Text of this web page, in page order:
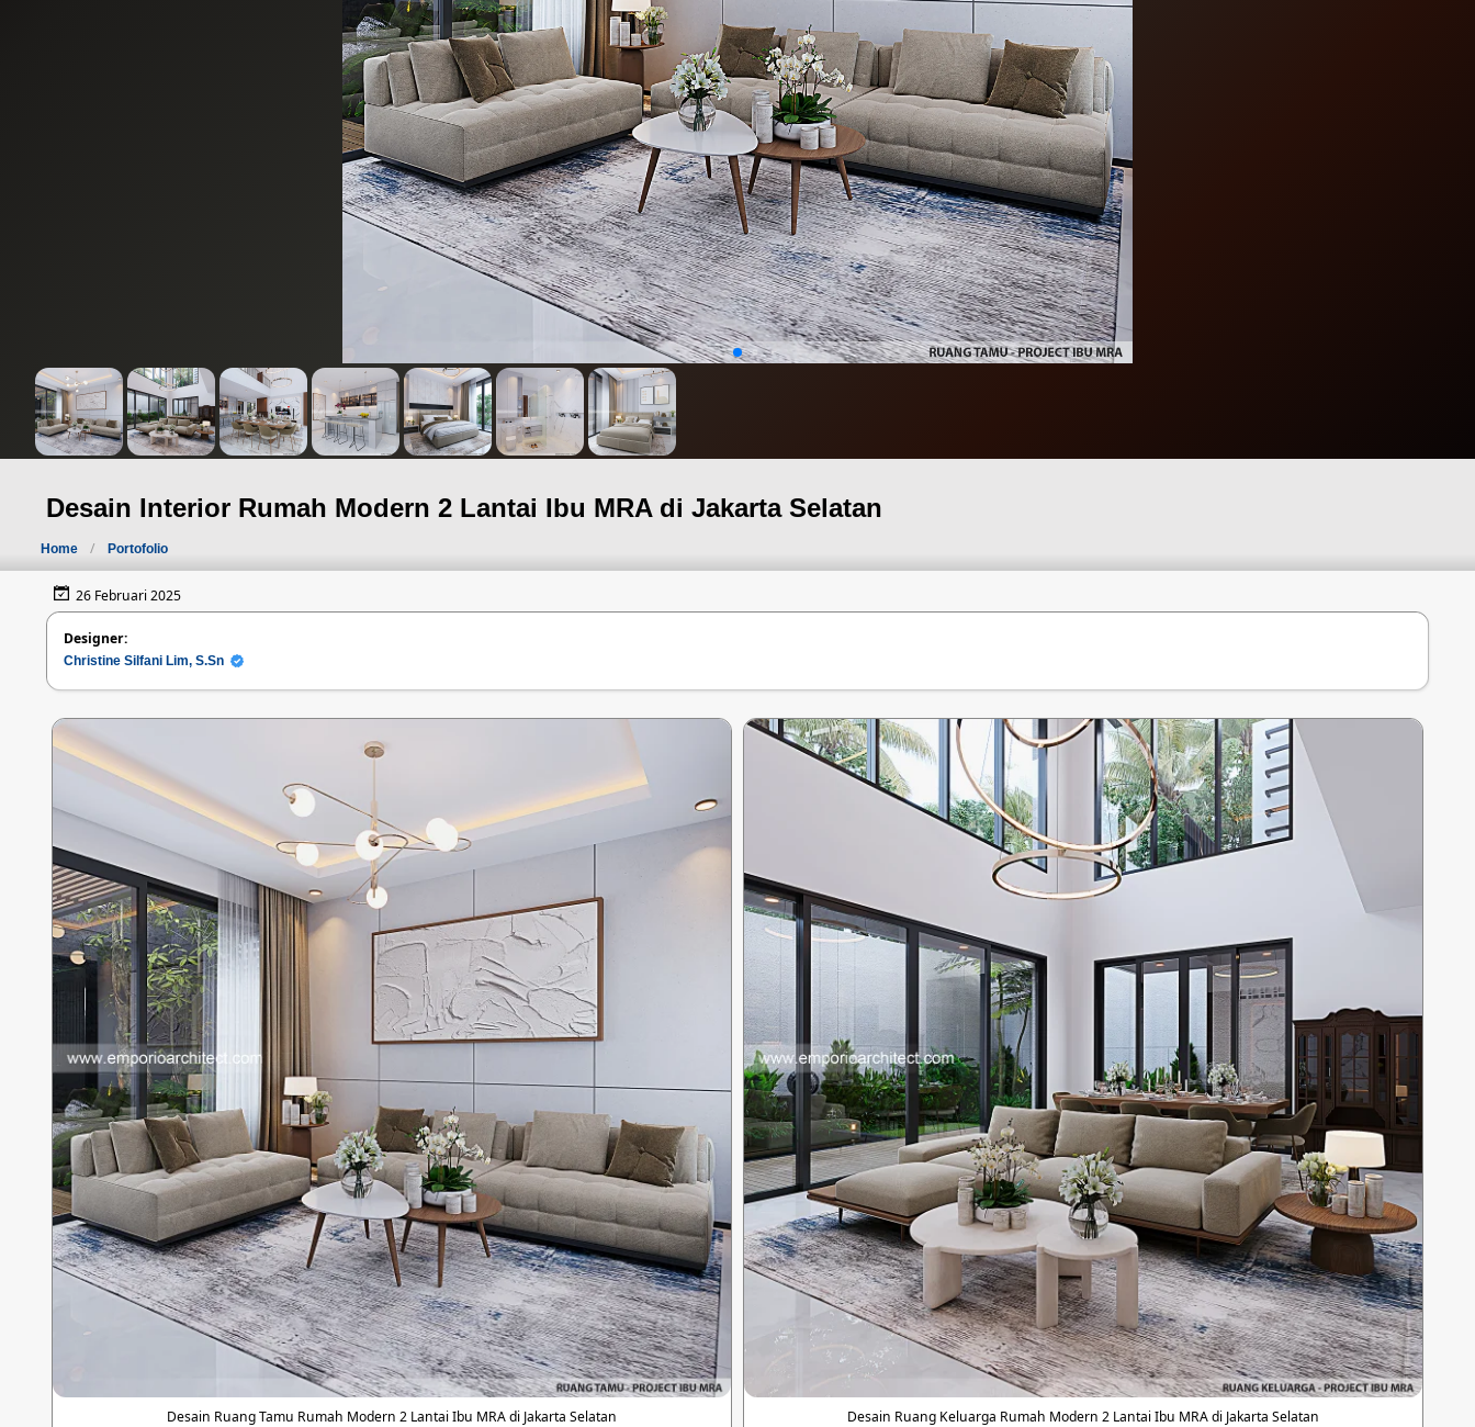
Desain Interior Rumah Modern 2 Lantai Ibu MRA di Jakarta Selatan
Home Portofolio
26 Februari 2025
Designer:
Christine Silfani Lim, S.Sn
Desain Ruang Tamu Rumah Modern 2 Lantai Ibu MRA di Jakarta Selatan Desain Ruang Keluarga Rumah Modern 2 Lantai Ibu MRA di Jakarta Selatan